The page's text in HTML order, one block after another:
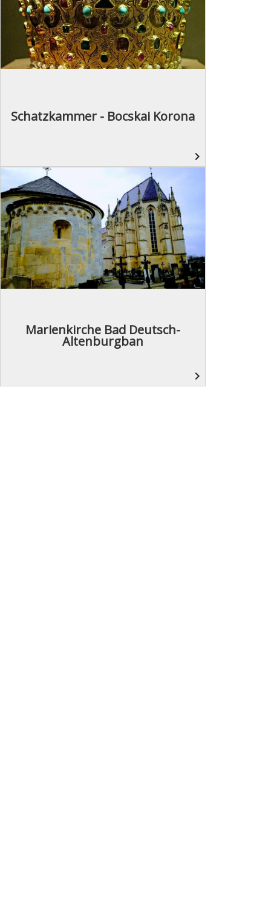
Schatzkammer - Bocskai Korona
navigate_next
Marienkirche Bad Deutsch-
Altenburgban
navigate_next